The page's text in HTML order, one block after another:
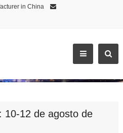
in China
FECHA DE EXPOSICIÓN: 10-12 DE
10-12 de agosto de